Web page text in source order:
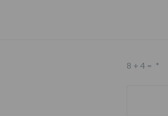
8 + 4 = *